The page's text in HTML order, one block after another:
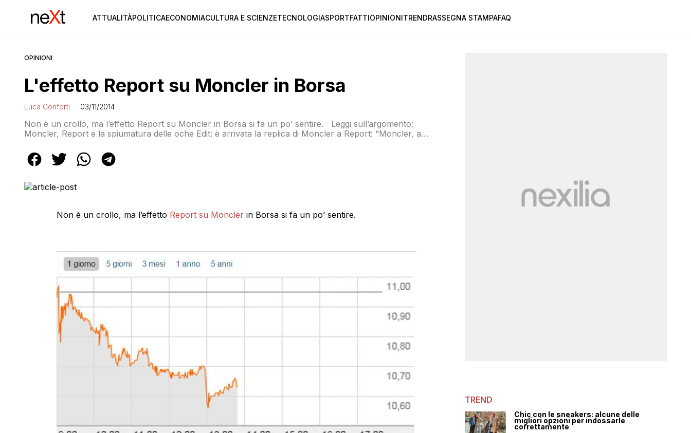
ATTUALITÀPOLITICAECONOMIACULTURA E SCIENZETECNOLOGIASPORTFATTIOPINIONITRENDRASSEGNA STAMPAFAQ
OPINIONI
L'effetto Report su Moncler in Borsa
Luca Conforti 03/11/2014
Non è un crollo, ma l’effetto Report su Moncler in Borsa si fa un po’ sentire. Leggi sull’argomento:
Moncler, Report e la spiumatura delle oche Edit: è arrivata la replica di Moncler a Report: “Moncler, a
Azienda provengono […]
Non è un crollo, ma l’effetto Report su Moncler in Borsa si fa un po’ sentire.
TREND
Chic con le sneakers: alcune delle
migliori opzioni per indossarle
correttamente